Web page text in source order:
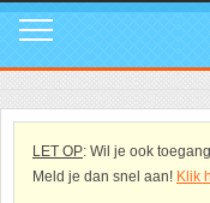
LET OP: Wil je ook
Meld je dan snel aan! Klik
Mavo
Mavo4: Hoofdstuk 1:
Calculators
Geogebra
1. ABC Formule
2. Cosinusregel
In de media
Instagram
Mail ons
Promo video
Instagram
Tik Tok